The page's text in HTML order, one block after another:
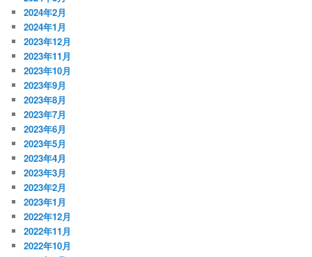
2024年2月
2024年1月
2023年12月
2023年11月
2023年10月
2023年9月
2023年8月
2023年7月
2023年6月
2023年5月
2023年4月
2023年3月
2023年2月
2023年1月
2022年12月
2022年11月
2022年10月